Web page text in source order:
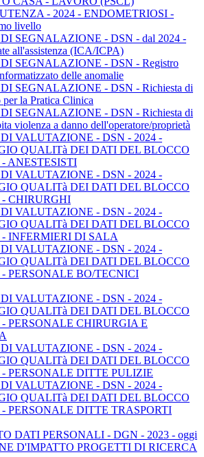
- 2024 - ENDOMETRIOSI -
livello
SEGNALAZIONE - DSN - dal 2024 -
all'assistenza (ICA/ICPA)
SEGNALAZIONE - DSN - Registro
delle anomalie
SEGNALAZIONE - DSN - Richiesta di
per la Pratica Clinica
SEGNALAZIONE - DSN - Richiesta di
violenza a danno dell'operatore/proprietà
VALUTAZIONE - DSN - 2024 -
QUALITà DEI DATI DEL BLOCCO
ANESTESISTI
VALUTAZIONE - DSN - 2024 -
QUALITà DEI DATI DEL BLOCCO
- CHIRURGHI
VALUTAZIONE - DSN - 2024 -
QUALITà DEI DATI DEL BLOCCO
- INFERMIERI DI SALA
VALUTAZIONE - DSN - 2024 -
QUALITà DEI DATI DEL BLOCCO
PERSONALE BO/TECNICI
VALUTAZIONE - DSN - 2024 -
QUALITà DEI DATI DEL BLOCCO
PERSONALE CHIRURGIA E
VALUTAZIONE - DSN - 2024 -
QUALITà DEI DATI DEL BLOCCO
PERSONALE DITTE PULIZIE
VALUTAZIONE - DSN - 2024 -
QUALITà DEI DATI DEL BLOCCO
PERSONALE DITTE TRASPORTI
DATI PERSONALI - DGN - 2023 - oggi
D'IMPATTO PROGETTI DI RICERCA